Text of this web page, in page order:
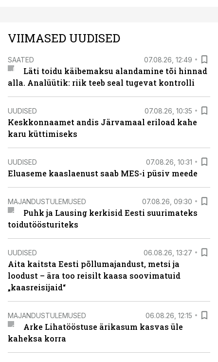
VIIMASED UUDISED
SAATED 07.08.26, 12:49
Läti toidu käibemaksu alandamine tõi hinnad
alla. Analüütik: riik teeb seal tugevat kontrolli
UUDISED 07.08.26, 10:35
Keskkonnaamet andis Järvamaal eriload kahe
karu küttimiseks
UUDISED 07.08.26, 10:31
Eluaseme kaaslaenust saab MES-i püsiv meede
MAJANDUSTULEMUSED 07.08.26, 09:30
Puhk ja Lausing kerkisid Eesti suurimateks
toidutöösturiteks
UUDISED 06.08.26, 13:27
Aita kaitsta Eesti põllumajandust, metsi ja
loodust – ära too reisilt kaasa soovimatuid
„kaasreisijaid“
MAJANDUSTULEMUSED 06.08.26, 12:15
Arke Lihatööstuse ärikasum kasvas üle
kaheksa korra